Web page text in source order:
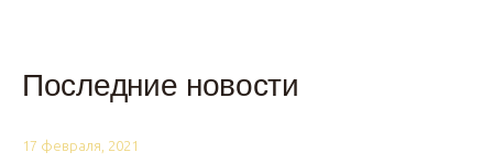
Последние новости
17 февраля, 2021